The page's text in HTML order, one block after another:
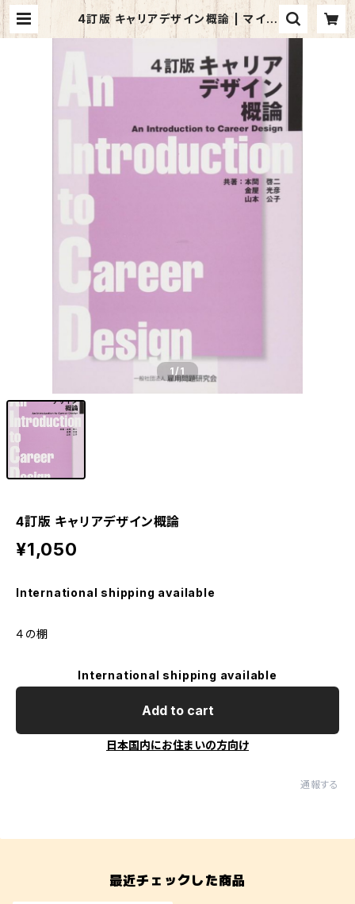
4訂版 キャリアデザイン概論 | マイブ
ックス関大前店(店頭受取オーダー用)
1/1
4訂版 キャリアデザイン概論
¥1,050
International shipping available
４の棚
International shipping available
Add to cart
日本国内にお住まいの方向け
通報する
最近チェックした商品